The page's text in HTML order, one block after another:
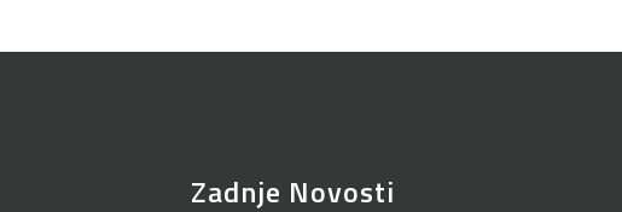
Zadnje Novosti